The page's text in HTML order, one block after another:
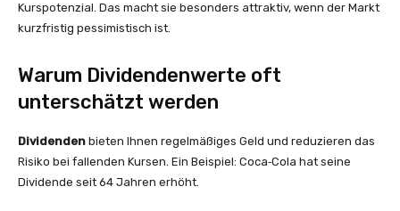
Kurspotenzial. Das macht sie besonders attraktiv, wenn der Markt
kurzfristig pessimistisch ist.
Warum Dividendenwerte oft
unterschätzt werden
Dividenden bieten Ihnen regelmäßiges Geld und reduzieren das
Risiko bei fallenden Kursen. Ein Beispiel: Coca‑Cola hat seine
Dividende seit 64 Jahren erhöht.